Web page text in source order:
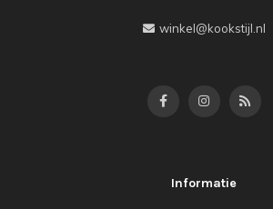
winkel@kookstijl.nl
Informatie